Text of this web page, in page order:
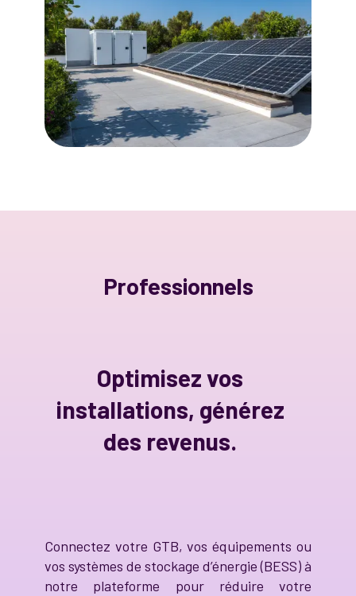
Professionnels
Optimisez vos
installations, générez
des revenus.
Connectez votre GTB, vos équipements ou
vos systèmes de stockage d’énergie (BESS) à
notre plateforme pour réduire votre